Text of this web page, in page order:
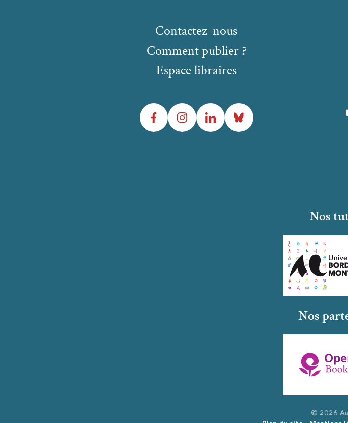
Comment publier ?
Espace libraires
Contactez-nous
FacebookInstagramLinkedInBluesky
Nos
Nos
© 2026